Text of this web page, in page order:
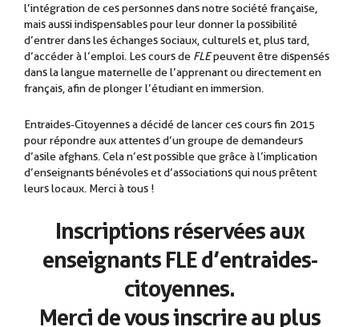
l’intégration de ces personnes dans notre société française,
mais aussi indispensables pour leur donner la possibilité
d’entrer dans les échanges sociaux, culturels et, plus tard,
d’accéder à l’emploi. Les cours de FLEpeuvent être dispensés
dans la langue maternelle de l’apprenant ou directement en
français, afin de plonger l’étudiant en immersion.
Entraides-Citoyennes a décidé de lancer ces cours fin 2015
pour répondre aux attentes d’un groupe de demandeurs
d’asile afghans. Cela n’est possible que grâce à l’implication
d’enseignants bénévoles et d’associations qui nous prêtent
leurs locaux. Merci à tous !
Inscriptions réservées aux
enseignants FLE d’entraides-
citoyennes.
Merci de vous inscrire au plus